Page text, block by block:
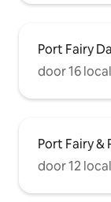
Port Fairy
door 16
Port Fairy
door 12